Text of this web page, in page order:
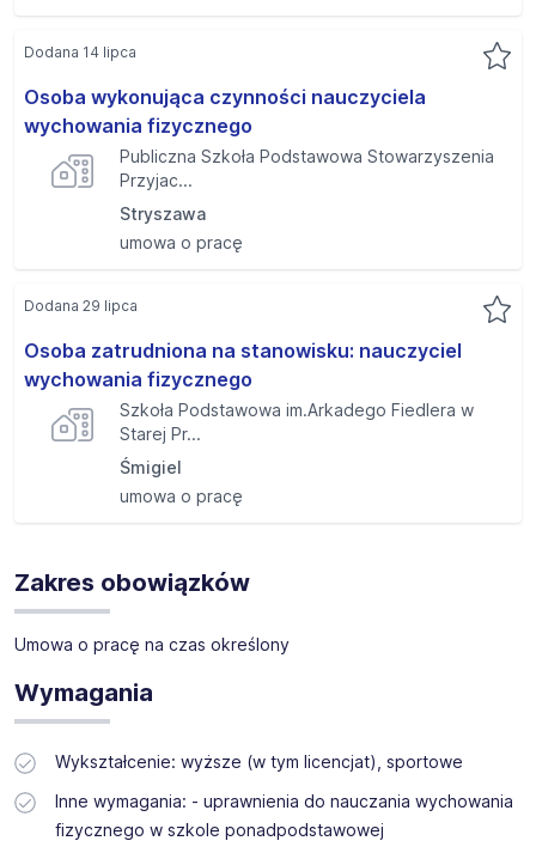
Osoba wykonująca czynności nauczyciela
wychowania fizycznego
Publiczna Szkoła Podstawowa Stowarzyszenia
Przyjac...
Stryszawa
umowa o pracę
Dodana 14 lipca
Osoba zatrudniona na stanowisku: nauczyciel
wychowania fizycznego
Szkoła Podstawowa im.Arkadego Fiedlera w
Starej Pr...
Śmigiel
umowa o pracę
Dodana 29 lipca
Zakres obowiązków
Umowa o pracę na czas określony
Wymagania
Wykształcenie: wyższe (w tym licencjat), sportowe
Inne wymagania: - uprawnienia do nauczania wychowania
fizycznego w szkole ponadpodstawowej